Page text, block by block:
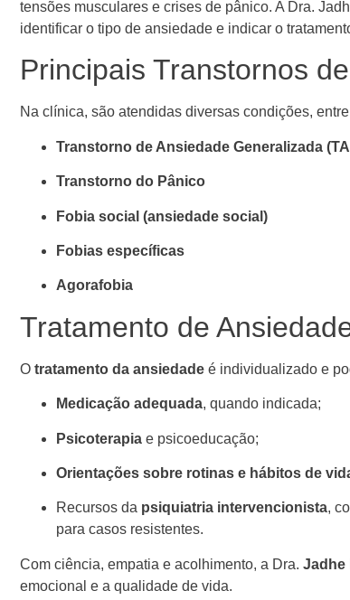
tensões musculares e crises de pânico. A Dra.
identificar o tipo de ansiedade e indicar o
Principais Transtornos
Na clínica, são atendidas diversas condições,
Transtorno de Ansiedade Generalizada
Transtorno do Pânico
Fobia social (ansiedade social)
Fobias específicas
Agorafobia
Tratamento de
Otratamento da ansiedade é individualizado e
Medicação adequada, quando indicada;
Psicoterapia e psicoeducação;
Orientações sobre rotinas e hábitos de
Recursos da psiquiatria intervencionista,
para casos resistentes.
Com ciência, empatia e acolhimento, a Dra.Jadhe
emocional e a qualidade de vida.